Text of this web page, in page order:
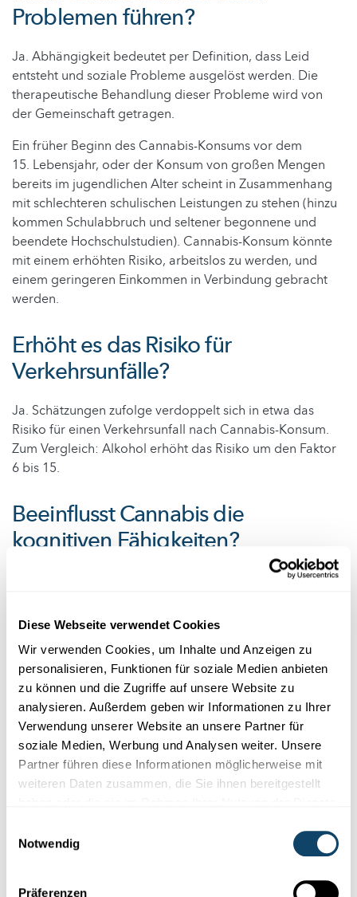
Diese Webseite verwendet Cookies
Wir verwenden Cookies, um Inhalte und Anzeigen zu
personalisieren, Funktionen für soziale Medien anbieten
zu können und die Zugriffe auf unsere Website zu
analysieren. Außerdem geben wir Informationen zu Ihrer
Verwendung unserer Website an unsere Partner für
soziale Medien, Werbung und Analysen weiter. Unsere
Partner führen diese Informationen möglicherweise mit
weiteren Daten zusammen, die Sie ihnen bereitgestellt
Notwendig
Präferenzen
Problemen führen?
Ja. Abhängigkeit bedeutet per Definition, dass Leid
entsteht und soziale Probleme ausgelöst werden. Die
therapeutische Behandlung dieser Probleme wird von
der Gemeinschaft getragen.
Ein früher Beginn des Cannabis-Konsums vor dem
15. Lebensjahr, oder der Konsum von großen Mengen
bereits im jugendlichen Alter scheint in Zusammenhang
mit schlechteren schulischen Leistungen zu stehen (hinzu
kommen Schulabbruch und seltener begonnene und
beendete Hochschulstudien). Cannabis-Konsum könnte
mit einem erhöhten Risiko, arbeitslos zu werden, und
einem geringeren Einkommen in Verbindung gebracht
werden.
Erhöht es das Risiko für
Verkehrsunfälle?
Ja. Schätzungen zufolge verdoppelt sich in etwa das
Risiko für einen Verkehrsunfall nach Cannabis-Konsum.
Zum Vergleich: Alkohol erhöht das Risiko um den Faktor
6 bis 15.
Beeinflusst Cannabis die
kognitiven Fähigkeiten?
Ja. Nach Cannabis-Konsum sind die kognitiven
Lernvermögen und Psychomotorik – deutlich verringert.
langfristigen Verringerung dieser Fähigkeiten
einherzugehen, wobei nach einer Phase der Abstinenz
der Verlust nicht mehr fortzubestehen scheint.
Welche psychischen
Erkrankungen kann Cannabis
hervorrufen?
Entwicklung von Angstgefühlen und psychischen
Konsum großer Mengen.